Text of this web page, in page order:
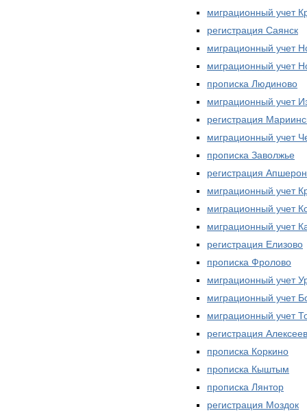
миграционный учет
регистрация Саянск
миграционный учет
миграционный учет
прописка Людиново
миграционный учет
регистрация
миграционный учет
прописка Заволжье
регистрация
миграционный учет
миграционный учет
миграционный учет
регистрация Елизово
прописка Фролово
миграционный учет
миграционный учет
миграционный учет
регистрация
прописка Коркино
прописка Кыштым
прописка Лянтор
регистрация Моздок